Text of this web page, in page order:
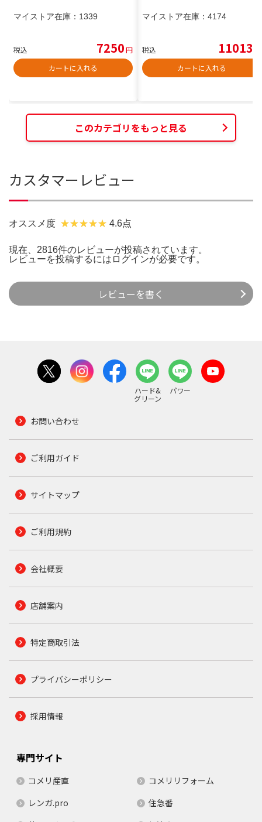
マイストア在庫： 1339
税込 7250円
カートに入れる
マイストア在庫： 4174
税込 11013
カートに入れる
このカテゴリをもっと見る
カスタマーレビュー
オススメ度 4.6点
現在、2816件のレビューが投稿されています。
レビューを投稿するには ログインが必要です。
レビューを書く
ハード&
グリーン
パワー
お問い合わせ
ご利用ガイド
サイトマップ
ご利用規約
会社概要
店舗案内
特定商取引法
プライバシーポリシー
採用情報
専門サイト
コメリ産直
コメリリフォーム
レンガ.pro
住急番